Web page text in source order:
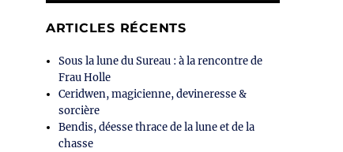
ARTICLES RÉCENTS
Sous la lune du Sureau : à la rencontre de
Frau Holle
Ceridwen, magicienne, devineresse &
sorcière
Bendis, déesse thrace de la lune et de la
chasse